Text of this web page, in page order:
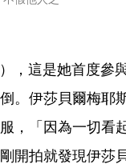
，這是她首度參
。伊莎貝爾梅耶
，「因為一切看
開拍就發現伊莎